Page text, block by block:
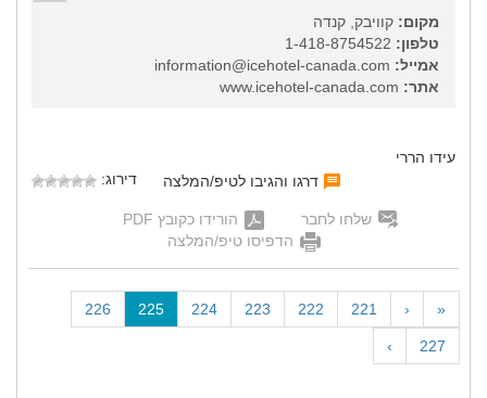
מקום: קוויבק, קנדה
טלפון:
אמייל:
אתר:
עידו הררי
דרגו והגיבו לטיפ/המלצה
דירוג:
שלחו לחבר
הורידו כקובץ PDF
הדפיסו טיפ/המלצה
«
‹
221
222
223
224
225
c
226
227
›